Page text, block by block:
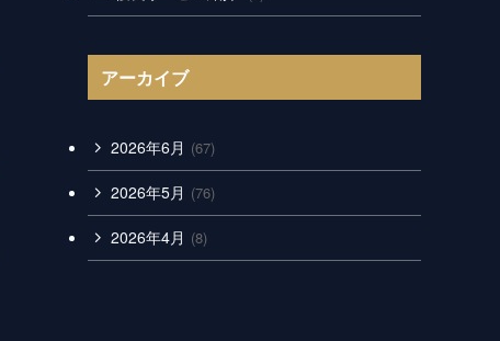
アーカイブ
2026年6月 (67)
2026年5月 (76)
2026年4月 (8)